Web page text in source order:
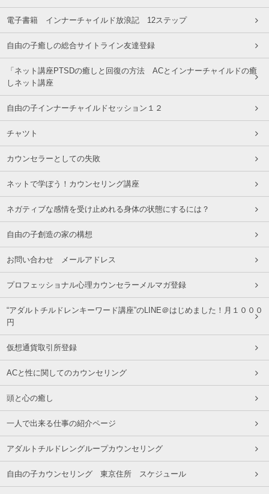
電子書籍 インナーチャイルド放浪記 12ステップ
自由の子癒しの総合サイトライン友達登録
「ネット講座PTSDの癒しと回復の方法 ACとインナーチャイルドの癒
しネット講座
自由の子インナーチャイルドセッション１２
チャツト
カウンセラーとしての失敗
ネットで学ぼう！カウンセリング講座
ネガティブな感情を受け止めれる身体の状態にするには？
自由の子創造の家の構想
お問い合わせ メールアドレス
プロフェッショナル心理カウンセラーメルマガ登録
“アダルトチルドレンキーワード講座”のLINE＠はじめました！月１０００
円
仮想通貨取引所登録
ACと性に関してのカウンセリング
頭と心の癒し
一人で出来る仕事の紹介ページ
アダルトチルドレングループカウンセリング
自由の子カウンセリング 東京住所 スケジュール